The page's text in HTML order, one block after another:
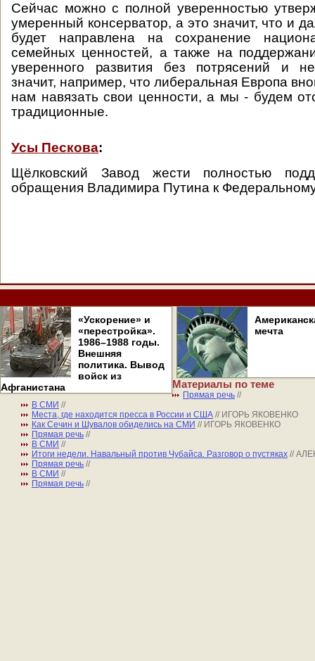
Сейчас можно с полной уверенностью
умеренный консерватор, а это значит, что и
будет направлена на сохранение
семейных ценностей, а также на
уверенного развития без потрясений и
значит, например, что либеральная Европа
нам навязать свои ценности, а мы - будем
традиционные.
Усы Пескова:
Щёлковский Завод жести полностью
обращения Владимира Путина к
«Ускорение» и
«перестройка».
1986–1988 годы.
Внешняя
политика. Вывод
войск из
Афганистана
мечта
Материалы по теме
Прямая речь //
В СМИ //
Места, где находится пресса в России и США // ИГОРЬ ЯКОВЕНКО
Как Сечин и Шувалов обиделись на СМИ // ИГОРЬ ЯКОВЕНКО
Прямая речь //
В СМИ //
Итоги недели. Навальный против Чубайса. Разговор о пустяках //
Прямая речь //
В СМИ //
Прямая речь //